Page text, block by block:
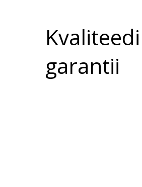
Kvaliteedi
garantii